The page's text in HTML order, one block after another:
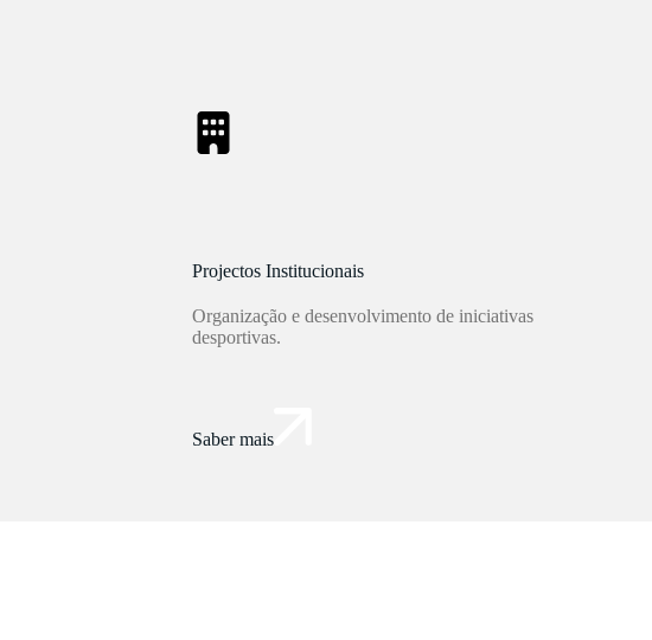
Projectos Institucionais
Organização e desenvolvimento de iniciativas
desportivas.
Saber mais